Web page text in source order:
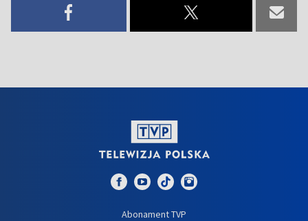
Abonament TVP